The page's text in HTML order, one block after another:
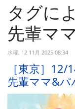
タグに
先輩ママ
水曜, 12 11月 2025 08:34
［東京］
先輩ママ&パ